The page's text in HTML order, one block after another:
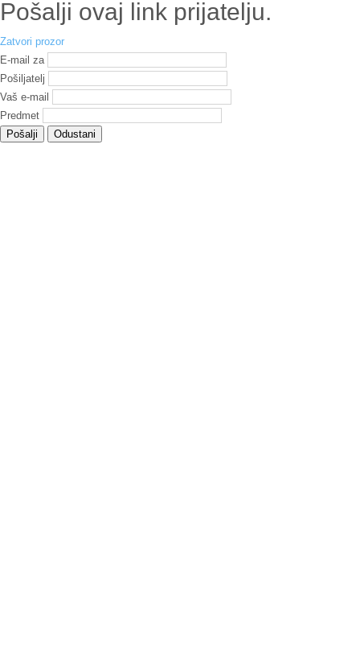
Pošalji ovaj link prijatelju.
Zatvori prozor
E-mail za
Pošiljatelj
Vaš e-mail
Predmet
Pošalji
Odustani